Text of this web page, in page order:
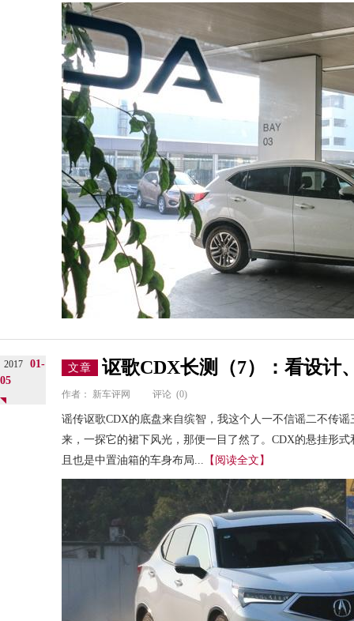
2017
01-
05
文章 讴歌CDX长测（7）：看设计
作者： 新车评网 评论 (0)
谣传讴歌CDX的底盘来自缤智，我这个人一不信谣二不传
来，一探它的裙下风光，那便一目了然了。CDX的悬挂形
且也是中置油箱的车身布局... 【阅读全文】